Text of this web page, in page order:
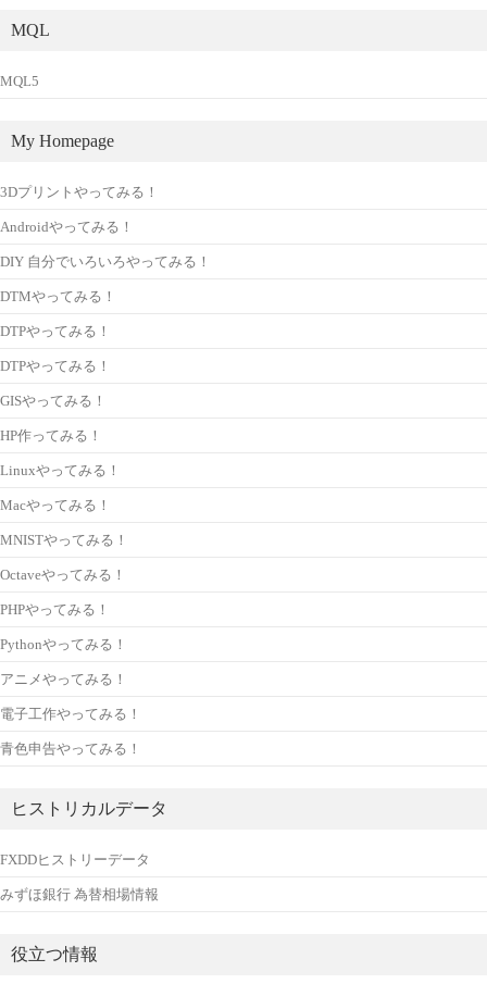
MQL
MQL5
My Homepage
3Dプリントやってみる！
Androidやってみる！
DIY 自分でいろいろやってみる！
DTMやってみる！
DTPやってみる！
DTPやってみる！
GISやってみる！
HP作ってみる！
Linuxやってみる！
Macやってみる！
MNISTやってみる！
Octaveやってみる！
PHPやってみる！
Pythonやってみる！
アニメやってみる！
電子工作やってみる！
青色申告やってみる！
ヒストリカルデータ
FXDDヒストリーデータ
みずほ銀行 為替相場情報
役立つ情報